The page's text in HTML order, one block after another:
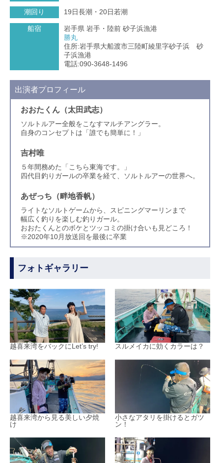
潮回り 19日長潮・20日若潮
船宿
岩手県 岩手・陸前 砂子浜漁港
勝丸
住所:岩手県大船渡市三陸町綾里字砂子浜 砂
子浜漁港
電話:090-3648-1496
出演者プロフィール
おおたくん（太田武志）
ソルトルアー全般をこなすマルチアングラー。
自身のコンセプトは「誰でも簡単に！」
吉村唯
５年間務めた「こちら東海です。」
四代目釣りガールの卒業を経て、ソルトルアーの世界へ。
あぜっち（畔地香帆）
ライトなソルトゲームから、スピニングマーリンまで
幅広く釣りを楽しむ釣りガール。
おおたくんとのボケとツッコミの掛け合いも見どころ！
※2020年10月放送回を最後に卒業
フォトギャラリー
越喜来湾をバックにLet’s try! スルメイカに効くカラーは？
越喜来湾から見る美しい夕焼
け
小さなアタリを掛けるとガツ
ン！